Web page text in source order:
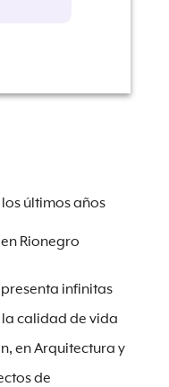
últimos años
Rionegro
infinitas
calidad de vida
en Arquitectura y
de